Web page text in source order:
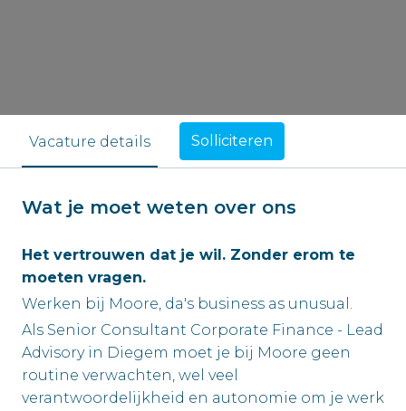
Vacature details Solliciteren
Wat je moet weten over ons
Het vertrouwen dat je wil. Zonder erom te
moeten vragen.
Werken bij Moore, da's business as unusual.
Als Senior Consultant Corporate Finance - Lead
Advisory in Diegem moet je bij Moore geen
routine verwachten, wel veel
verantwoordelijkheid en autonomie om je werk